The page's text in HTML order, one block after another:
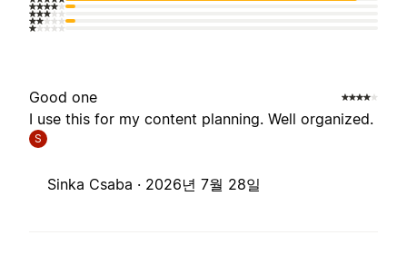
Good one
I use this for my content planning. Well organized.
S
Sinka Csaba · 2026년 7월 28일